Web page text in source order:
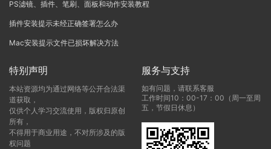
PS滤镜、插件、笔刷、面板和动作安装教程
插件安装提示未经正确签署怎么办
Mac安装提示文件已损坏解决方法
特别声明
本站资源均为通过网络等公开合法渠
道获取，
仅供个人学习交流使用，版权归原创
所有，
不得用于商业用途，不对所涉及的版
权问题
服务与支持
如有问题，请联系客服
工作时间10：00-17：00（周一至周
五，节假日休息）